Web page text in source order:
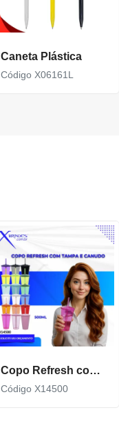
Caneta Plástica
Código X06161L
Copo Refresh com Tampa e Canudo possui capacidade de 500ml X14500
Código X14500